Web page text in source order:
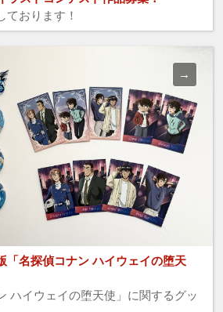
ております！
「名探偵コナン ハイウェイの堕天
ハイウェイの堕天使」に関するグッ